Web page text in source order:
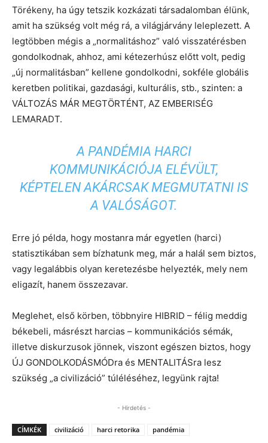
Törékeny, ha úgy tetszik kozkázati társadalomban élünk,
amit ha szükség volt még rá, a világjárvány leleplezett. A
legtöbben mégis a „normalitáshoz” való visszatérésben
gondolkodnak, ahhoz, ami kétezerhúsz előtt volt, pedig
„új normalitásban” kellene gondolkodni, sokféle globális
keretben politikai, gazdasági, kulturális, stb., szinten: a
VÁLTOZÁS MÁR MEGTÖRTÉNT, AZ EMBERISÉG
LEMARADT.
A PANDÉMIA HARCI
KOMMUNIKÁCIÓJA ELÉVÜLT,
KÉPTELEN AKÁRCSAK MEGMUTATNI IS
A VALÓSÁGOT.
Erre jó példa, hogy mostanra már egyetlen (harci)
statisztikában sem bízhatunk meg, már a halál sem biztos,
vagy legalábbis olyan keretezésbe helyezték, mely nem
eligazít, hanem összezavar.
Meglehet, első körben, többnyire HIBRID – félig meddig
békebeli, másrészt harcias – kommunikációs sémák,
illetve diskurzusok jönnek, viszont egészen biztos, hogy
ÚJ GONDOLKODÁSMÓDra és MENTALITÁSra lesz
szükség „a civilizáció” túléléséhez, legyünk rajta!
- Hirdetés -
CÍMKÉK civilizáció harci retorika pandémia